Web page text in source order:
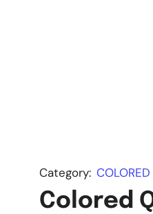
Category:
Colored